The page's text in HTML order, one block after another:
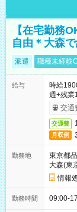
【在宅勤務
自由＊大森
派遣 職種未経験
給与
時給
週+残
受取り
交通
交通費
月収例
勤務地
東京都
大森(東
情報
勤務時間 09:00-